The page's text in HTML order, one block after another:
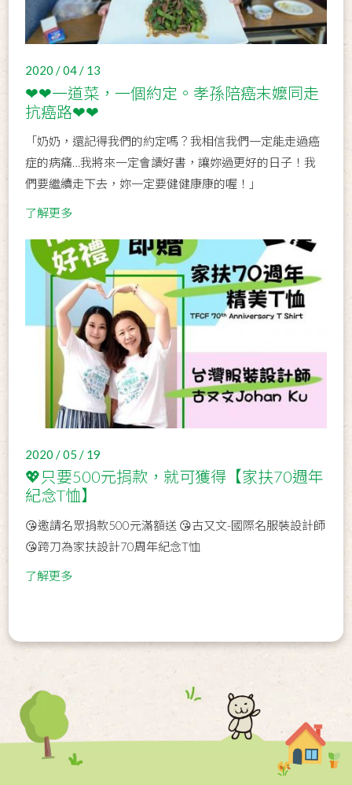
2020 / 04 / 13
❤❤一道菜，一個約定。孝孫陪癌末嬤同走
抗癌路❤❤
「奶奶，還記得我們的約定嗎？我相信我們一定能走過癌
症的病痛…我將來一定會讀好書，讓妳過更好的日子！我
們要繼續走下去，妳一定要健健康康的喔！」
了解更多
2020 / 05 / 19
💖只要500元捐款，就可獲得【家扶70週年
紀念T恤】
😘邀請名眾捐款500元滿額送 😘古又文-國際名服裝設計師
😘跨刀為家扶設計70周年紀念T恤
了解更多